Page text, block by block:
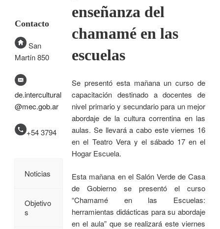
enseñanza del
chamamé en las
escuelas
Se presentó esta mañana un curso de
capacitación destinado a docentes de
nivel primario y secundario para un mejor
abordaje de la cultura correntina en las
aulas. Se llevará a cabo este viernes 16
en el Teatro Vera y el sábado 17 en el
Hogar Escuela.
Esta mañana en el Salón Verde de Casa
de Gobierno se presentó el curso
“Chamamé en las Escuelas:
herramientas didácticas para su abordaje
en el aula” que se realizará este viernes
Contacto
San
Martín 850
de.intercultural
@mec.gob.ar
+54 3794
Noticias
Objetivo
s